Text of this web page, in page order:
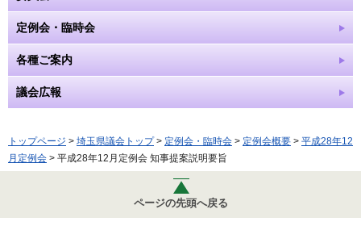
定例会・臨時会
各種ご案内
議会広報
トップページ > 埼玉県議会トップ> 定例会・臨時会 > 定例会概要 > 平成28年12
月定例会 > 平成28年12月定例会 知事提案説明要旨
ページの先頭へ戻る